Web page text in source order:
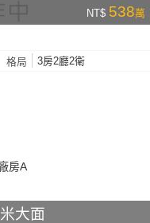
NT$ 538萬
格局 3房2廳2衛
大面